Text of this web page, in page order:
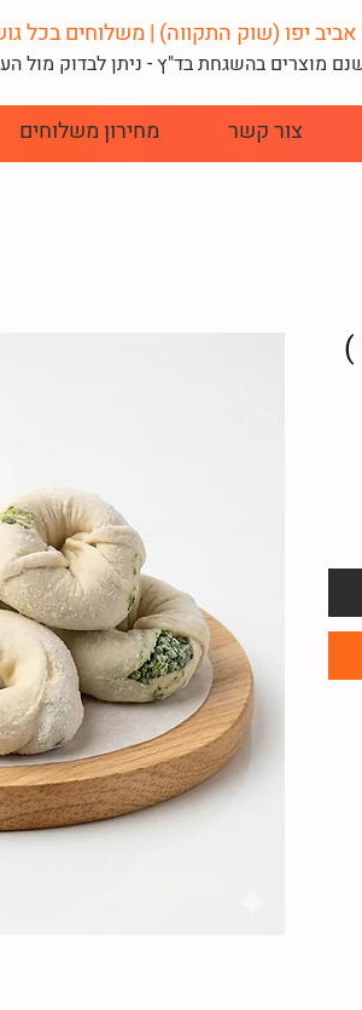
מוצרים בהשגחת בד"ץ - ניתן לבדוק מול
צור קשר מחירון משלוחים